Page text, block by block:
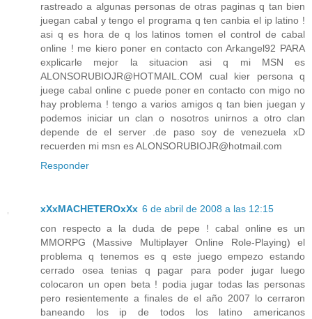
rastreado a algunas personas de otras paginas q tan bien
juegan cabal y tengo el programa q ten canbia el ip latino !
asi q es hora de q los latinos tomen el control de cabal
online ! me kiero poner en contacto con Arkangel92 PARA
explicarle mejor la situacion asi q mi MSN es
ALONSORUBIOJR@HOTMAIL.COM cual kier persona q
juege cabal online c puede poner en contacto con migo no
hay problema ! tengo a varios amigos q tan bien juegan y
podemos iniciar un clan o nosotros unirnos a otro clan
depende de el server .de paso soy de venezuela xD
recuerden mi msn es ALONSORUBIOJR@hotmail.com
Responder
xXxMACHETEROxXx 6 de abril de 2008 a las 12:15
con respecto a la duda de pepe ! cabal online es un
MMORPG (Massive Multiplayer Online Role-Playing) el
problema q tenemos es q este juego empezo estando
cerrado osea tenias q pagar para poder jugar luego
colocaron un open beta ! podia jugar todas las personas
pero resientemente a finales de el año 2007 lo cerraron
baneando los ip de todos los latino americanos